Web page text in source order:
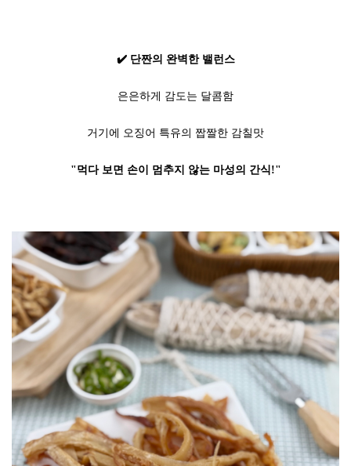
✔️ 단짠의 완벽한 밸런스
은은하게 감도는 달콤함
거기에 오징어 특유의 짭짤한 감칠맛
"먹다 보면 손이 멈추지 않는 마성의 간식!"